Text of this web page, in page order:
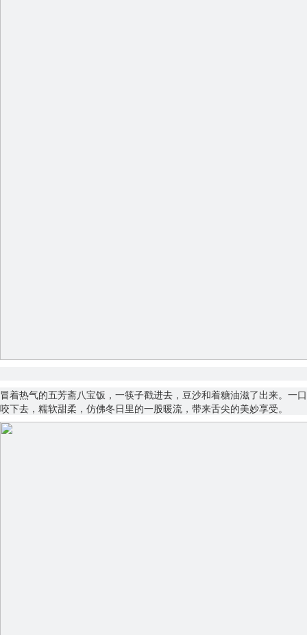
冒着热气的五芳斋八宝饭，一筷子戳进去，豆沙和着糖油滋了出来。一口
咬下去，糯软甜柔，仿佛冬日里的一股暖流，带来舌尖的美妙享受。